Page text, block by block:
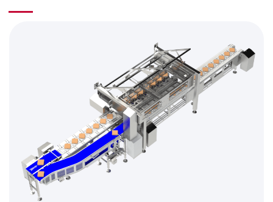
Un besoin d'optimisation ? Un projet ?
Vous avez un projet d’amélioration de process de production ? Des
besoins d’optimisation de production ?
Contactez nos équipes